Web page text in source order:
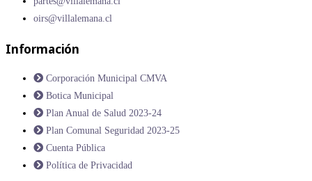
oirs@villalemana.cl
Información
Corporación Municipal CMVA
Botica Municipal
Plan Anual de Salud 2023-24
Plan Comunal Seguridad 2023-25
Cuenta Pública
Política de Privacidad